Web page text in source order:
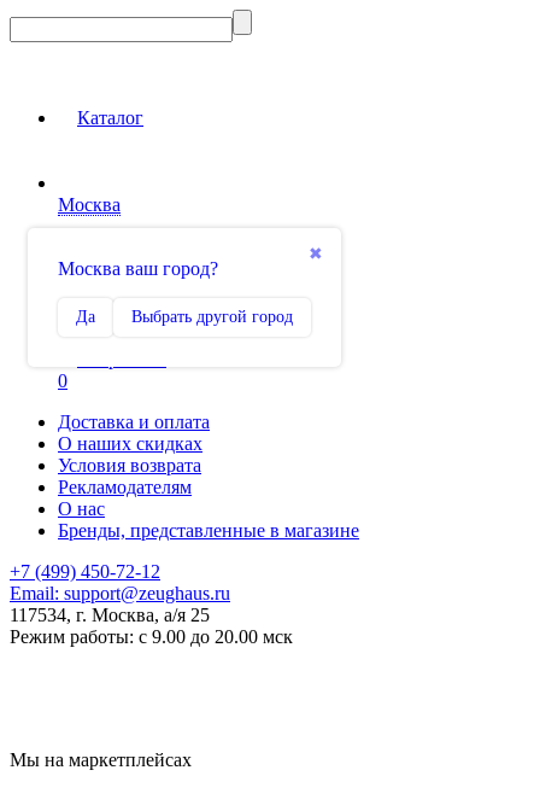
Каталог
Москва
✖
Москва ваш город?
Да Выбрать другой город
Сравнение
0
Доставка и оплата
О наших скидках
Условия возврата
Рекламодателям
О нас
Бренды, представленные в магазине
+7 (499) 450-72-12
Email: support@zeughaus.ru
117534, г. Москва, а/я 25
Режим работы: с 9.00 до 20.00 мск
Мы на маркетплейсах